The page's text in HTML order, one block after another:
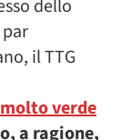
dello
il TTG
verde
a ragione,